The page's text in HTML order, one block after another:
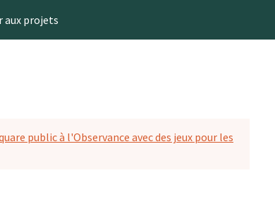
aux projets
public à l'Observance avec des jeux pour les